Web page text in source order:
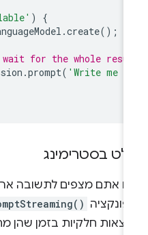
LanguageModel.create
wait for the whole
session.prompt('Write me
בסטרימינג
אתם מצפים לתשובה
promptStreaming()
חלקיות בזמן שהן